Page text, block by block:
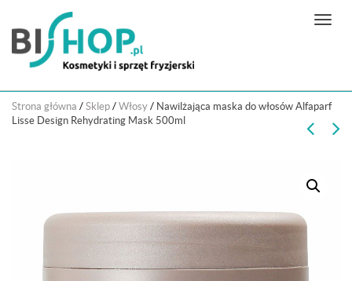
N
g
a
Strona główna / Sklep / Włosy / Nawilżająca maska do włosów Alfaparf
Lisse Design Rehydrating Mask 500ml